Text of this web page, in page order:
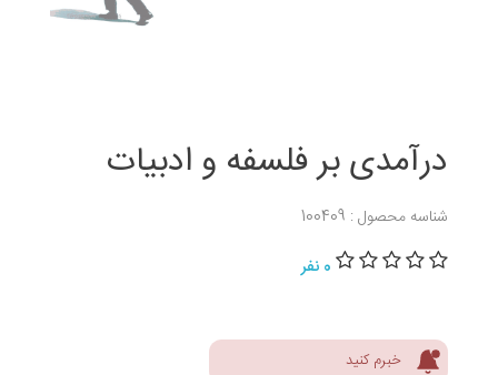
درآمدی بر فلسفه و ادبیات
شناسه محصول : 100409
0 نفر
خبرم کنید